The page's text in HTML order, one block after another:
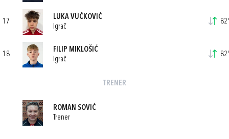
17
LUKA VUČKOVIĆ
Igrač
82'
18
FILIP MIKLOŠIĆ
Igrač
82'
TRENER
ROMAN SOVIĆ
Trener